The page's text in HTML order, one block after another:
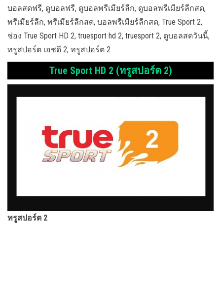
บอลสดฟรี, ดูบอลฟรี, ดูบอลพรีเมียร์ลีก, ดูบอลพรีเมียร์ลีกสด,
พรีเมียร์ลีก, พรีเมียร์ลีกสด, บอลพรีเมียร์ลีกสด, True Sport 2,
ช่อง True Sport HD 2, truesport hd 2, truesport 2, ดูบอลสดวันนี้,
ทรูสปอร์ต เอชดี 2, ทรูสปอร์ต 2
True Sport HD 2 (ทรูสปอร์ต 2)
ทรูสปอร์ต 2